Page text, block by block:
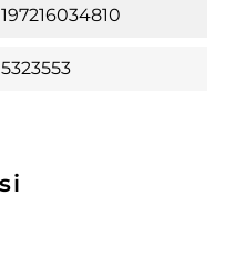
197216034810
5323553